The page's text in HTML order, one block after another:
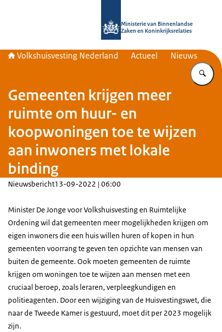
Ministerie van Binnenlandse
Zaken en Koninkrijksrelaties
Volkshuisvesting Nederland Actueel Nieuws
Gemeenten krijgen meer
ruimte om huur- en
koopwoningen toe te wijzen
aan inwoners met lokale
binding
Nieuwsbericht13-09-2022 | 06:00
Minister De Jonge voor Volkshuisvesting en Ruimtelijke
Ordening wil dat gemeenten meer mogelijkheden krijgen om
eigen inwoners die een huis willen huren of kopen in hun
gemeenten voorrang te geven ten opzichte van mensen van
buiten de gemeente. Ook moeten gemeenten de ruimte
krijgen om woningen toe te wijzen aan mensen met een
cruciaal beroep, zoals leraren, verpleegkundigen en
politieagenten. Door een wijziging van de Huisvestingswet, die
naar de Tweede Kamer is gestuurd, moet dit per 2023 mogelijk
zijn.